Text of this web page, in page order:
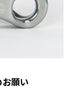
願い